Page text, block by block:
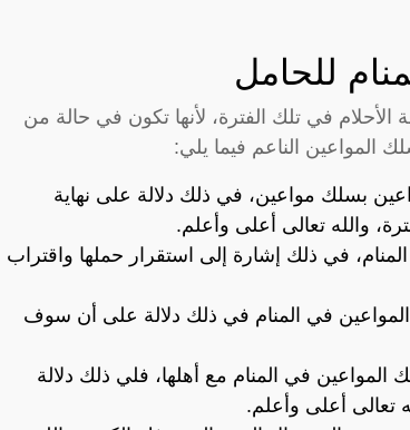
للحامل
في تلك الفترة، لأنها تكون في حالة من
المواعين الناعم فيما يلي:
بسلك مواعين، في ذلك دلالة على نهاية
والله تعالى أعلى وأعلم.
في ذلك إشارة إلى استقرار حملها واقتراب
المواعين في المنام في ذلك دلالة على أن سوف
المواعين في المنام مع أهلها، فلي ذلك دلالة
تعالى أعلى وأعلم.